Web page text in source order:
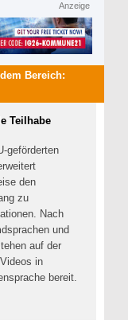
Anzeige
Bereich:
Teilhabe
geförderten
den
zu
Nach
und
auf der
in
bereit.